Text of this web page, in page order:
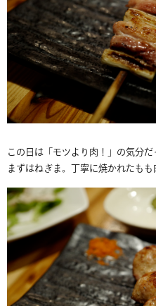
この日は「モツより肉！」の気分
まずはねぎま。丁寧に焼かれたもも